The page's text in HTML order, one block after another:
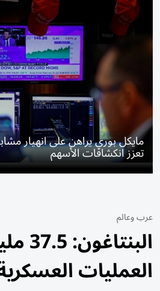
تعزز انكشافات الأسهم
عرب وعالم
العمليات